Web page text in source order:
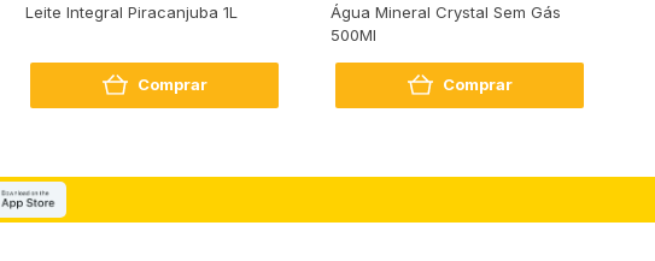
Leite Integral Piracanjuba 1L
Comprar
Água Mineral Crystal Sem Gás
500Ml
Comprar